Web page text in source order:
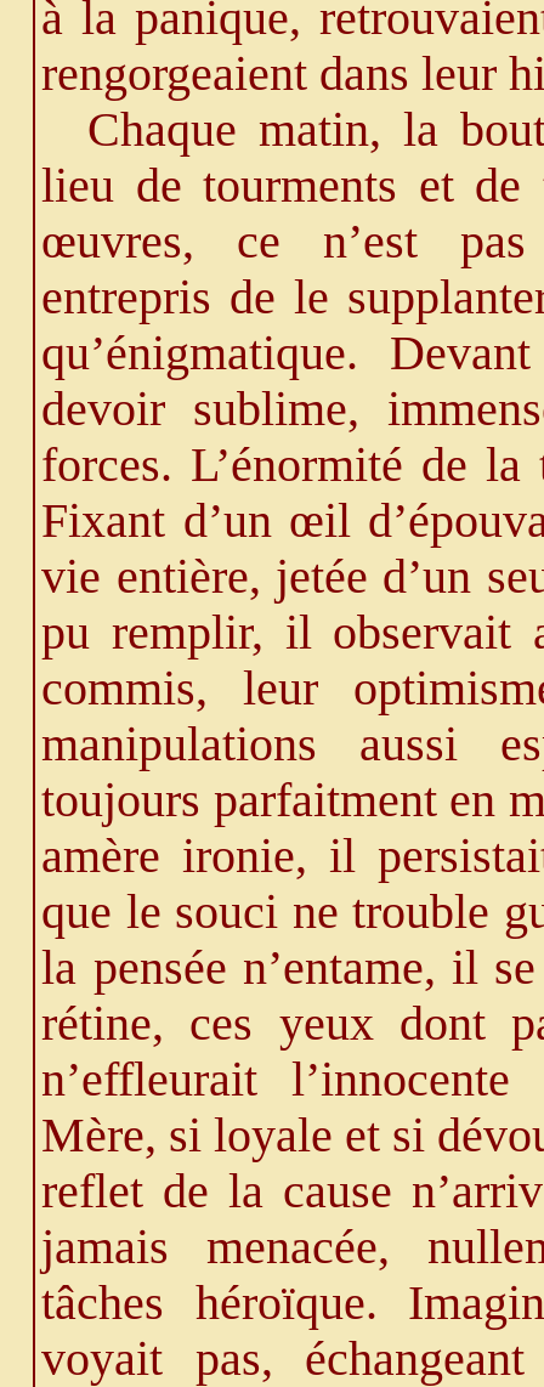
à la panique,
rengorgeaient dans leur
Chaque matin, la
lieu de tourments et de
œuvres, ce n’est pas
entrepris de le
qu’énigmatique.
devoir sublime,
forces. L’énormité de
Fixant d’un œil
vie entière, jetée d’un
pu remplir, il observait
commis, leur
manipulations aussi
toujours parfaitment en
amère ironie, il
que le souci ne trouble
la pensée n’entame, il
rétine, ces yeux dont
n’effleurait
Mère, si loyale et si
reflet de la cause
jamais menacée,
tâches héroïque.
voyait pas,